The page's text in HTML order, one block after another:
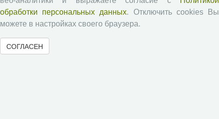
Положение о рецензировании
Форма рецензии
обработки персональных данных. Отключить cookies Вы
можете в настройках своего браузера.
СОГЛАСЕН